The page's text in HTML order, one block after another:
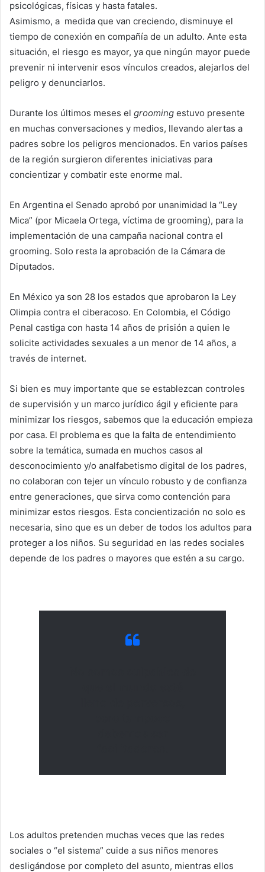
psicológicas, físicas y hasta fatales.
Asimismo, a medida que van creciendo, disminuye el
tiempo de conexión en compañía de un adulto. Ante esta
situación, el riesgo es mayor, ya que ningún mayor puede
prevenir ni intervenir esos vínculos creados, alejarlos del
peligro y denunciarlos.
Durante los últimos meses el grooming estuvo presente
en muchas conversaciones y medios, llevando alertas a
padres sobre los peligros mencionados. En varios países
de la región surgieron diferentes iniciativas para
concientizar y combatir este enorme mal.
En Argentina el Senado aprobó por unanimidad la “Ley
Mica” (por Micaela Ortega, víctima de grooming), para la
implementación de una campaña nacional contra el
grooming. Solo resta la aprobación de la Cámara de
Diputados.
En México ya son 28 los estados que aprobaron la Ley
Olimpia contra el ciberacoso. En Colombia, el Código
Penal castiga con hasta 14 años de prisión a quien le
solicite actividades sexuales a un menor de 14 años, a
través de internet.
Si bien es muy importante que se establezcan controles
de supervisión y un marco jurídico ágil y eficiente para
minimizar los riesgos, sabemos que la educación empieza
por casa. El problema es que la falta de entendimiento
sobre la temática, sumada en muchos casos al
desconocimiento y/o analfabetismo digital de los padres,
no colaboran con tejer un vínculo robusto y de confianza
entre generaciones, que sirva como contención para
minimizar estos riesgos. Esta concientización no solo es
necesaria, sino que es un deber de todos los adultos para
proteger a los niños. Su seguridad en las redes sociales
depende de los padres o mayores que estén a su cargo.
Los adultos pretenden muchas veces que las redes
sociales o “el sistema” cuide a sus niños menores
desligándose por completo del asunto, mientras ellos